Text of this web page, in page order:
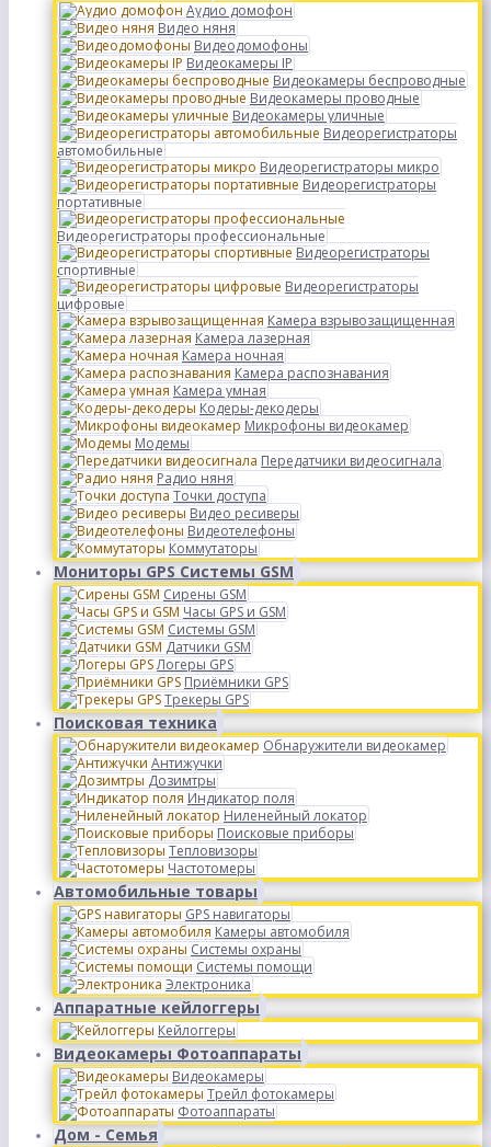
Аудио домофон
Видео няня
Видеодомофоны
Видеокамеры IP
Видеокамеры беспроводные
Видеокамеры проводные
Видеокамеры уличные
Видеорегистраторы
автомобильные
Видеорегистраторы микро
Видеорегистраторы
портативные
Видеорегистраторы профессиональные
Видеорегистраторы
спортивные
Видеорегистраторы
цифровые
Камера взрывозащищенная
Камера лазерная
Камера ночная
Камера распознавания
Камера умная
Кодеры-декодеры
Микрофоны видеокамер
Модемы
Передатчики видеосигнала
Радио няня
Точки доступа
Видео ресиверы
Видеотелефоны
Коммутаторы
Мониторы GPS Системы GSM
Сирены GSM
Часы GPS и GSM
Системы GSM
Датчики GSM
Логеры GPS
Приёмники GPS
Трекеры GPS
Поисковая техника
Обнаружители видеокамер
Антижучки
Дозимтры
Индикатор поля
Ниленейный локатор
Поисковые приборы
Тепловизоры
Частотомеры
Автомобильные товары
GPS навигаторы
Камеры автомобиля
Системы охраны
Системы помощи
Электроника
Аппаратные кейлоггеры
Кейлоггеры
Видеокамеры Фотоаппараты
Видеокамеры
Трейл фотокамеры
Фотоаппараты
Дом - Семья